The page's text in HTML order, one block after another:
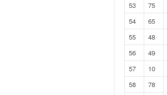
53
75
54
65
55
48
56
49
57
10
58
78